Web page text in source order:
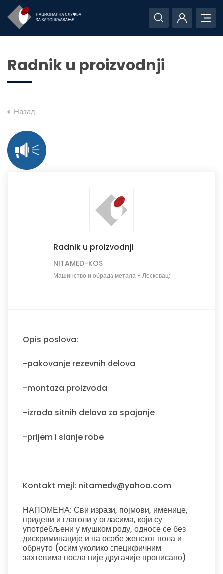
Radnik u proizvodnji
Назад
Radnik u proizvodnji
NITAMED-KOS
Машинство и обрада метала- Лесковац;
Opis poslova:
-pakovanje rezevnih delova
-montaza proizvoda
-izrada sitnih delova za spajanje
-prijem i slanje robe
Kontakt mejl: nitamedv@yahoo.com
НАПОМЕНА: Сви изрази, појмови, именице,
придеви и глаголи у огласима, који су
употребљени у мушком роду, односе се без
дискриминације и на особе женског пола и
обрнуто (осим уколико специфичним
захтевима посла није другачије прописано)